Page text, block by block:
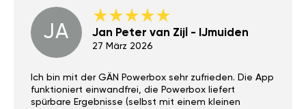
JA Jan Peter van Zijl - IJmuiden
27 März 2026
Ich bin mit der GÄN Powerbox sehr zufrieden. Die App
funktioniert einwandfrei, die Powerbox liefert
spürbare Ergebnisse (selbst mit einem kleinen